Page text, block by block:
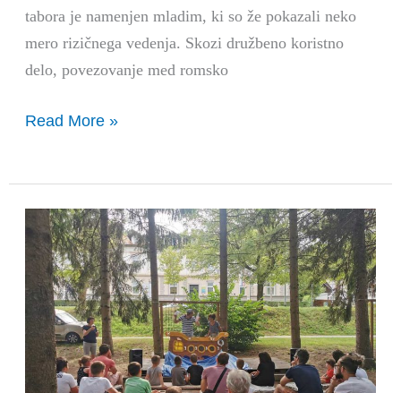
tabora je namenjen mladim, ki so že pokazali neko
mero rizičnega vedenja. Skozi družbeno koristno
delo, povezovanje med romsko
Read More »
Otroška
predstava
OPICA
IN
KAPITAN
TAN-
TAN